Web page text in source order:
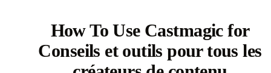
How To Use Castmagic for
Conseils et outils pour tous les